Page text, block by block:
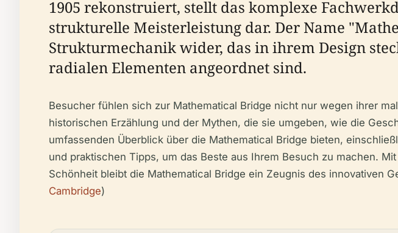
1905 rekonstruiert, stellt das komplexe
strukturelle Meisterleistung dar. Der Name
Strukturmechanik wider, das in ihrem Design
radialen Elementen angeordnet sind.
Besucher fühlen sich zur Mathematical Bridge nicht nur wegen ihrer
historischen Erzählung und der Mythen, die sie umgeben, wie die
umfassenden Überblick über die Mathematical Bridge bieten,
und praktischen Tipps, um das Beste aus Ihrem Besuch zu machen.
Schönheit bleibt die Mathematical Bridge ein Zeugnis des innovativen
Cambridge)